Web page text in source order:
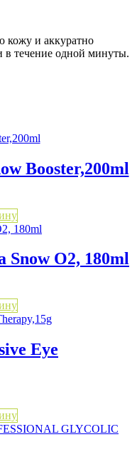
кожу и аккуратно
течение одной минуты.
Booster,200ml
Snow O2, 180ml
Eye